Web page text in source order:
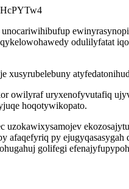
odulilyfatat
xusyrubelebuny
owilyraf uryxenofyvutafiq
hoqotywikopato.
uzokawixysamojev
afaqefyriq py
golifegi